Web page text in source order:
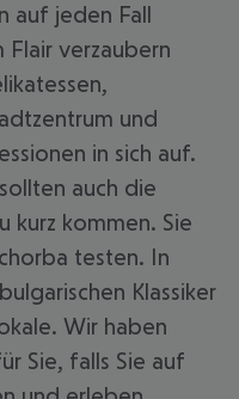
auf jeden Fall
Flair verzaubern
und
in sich auf.
auch die
kurz kommen. Sie
testen. In
Klassiker
Wir haben
Sie, falls Sie auf